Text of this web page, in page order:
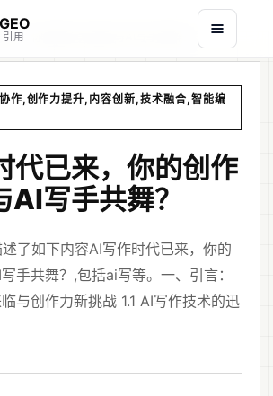
引用
来，你的创作力如何与AI写手共舞？
作,创作力提升,内容创新,技术融合,智能编
代已来，你的创作
AI写手共舞？
了如下内容AI写作时代已来，你的
手共舞？,包括ai写等。一、引言：
与创作力新挑战 1.1 AI写作技术的迅